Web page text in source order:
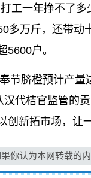
工一年挣不了
多万斤，还带
5600户。
节脐橙预计产量
汉代桔官监管的
创新拓市场，让
认为本网转载的内